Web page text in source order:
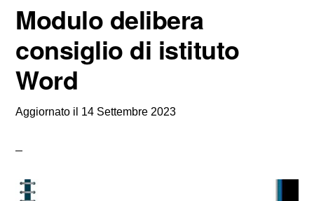
Modulo delibera
consiglio di istituto
Word
Aggiornato il 14 Settembre 2023